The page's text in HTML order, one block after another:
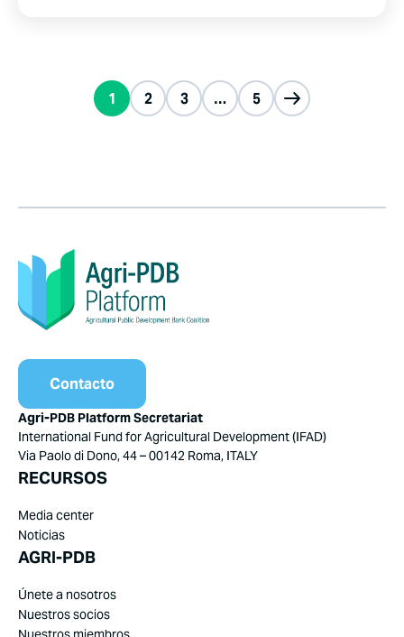
1 2 3 … 5
Contacto
Agri-PDB Platform Secretariat
International Fund for Agricultural Development (IFAD)
Via Paolo di Dono, 44 – 00142 Roma, ITALY
RECURSOS
Media center
Noticias
AGRI-PDB
Únete a nosotros
Nuestros socios